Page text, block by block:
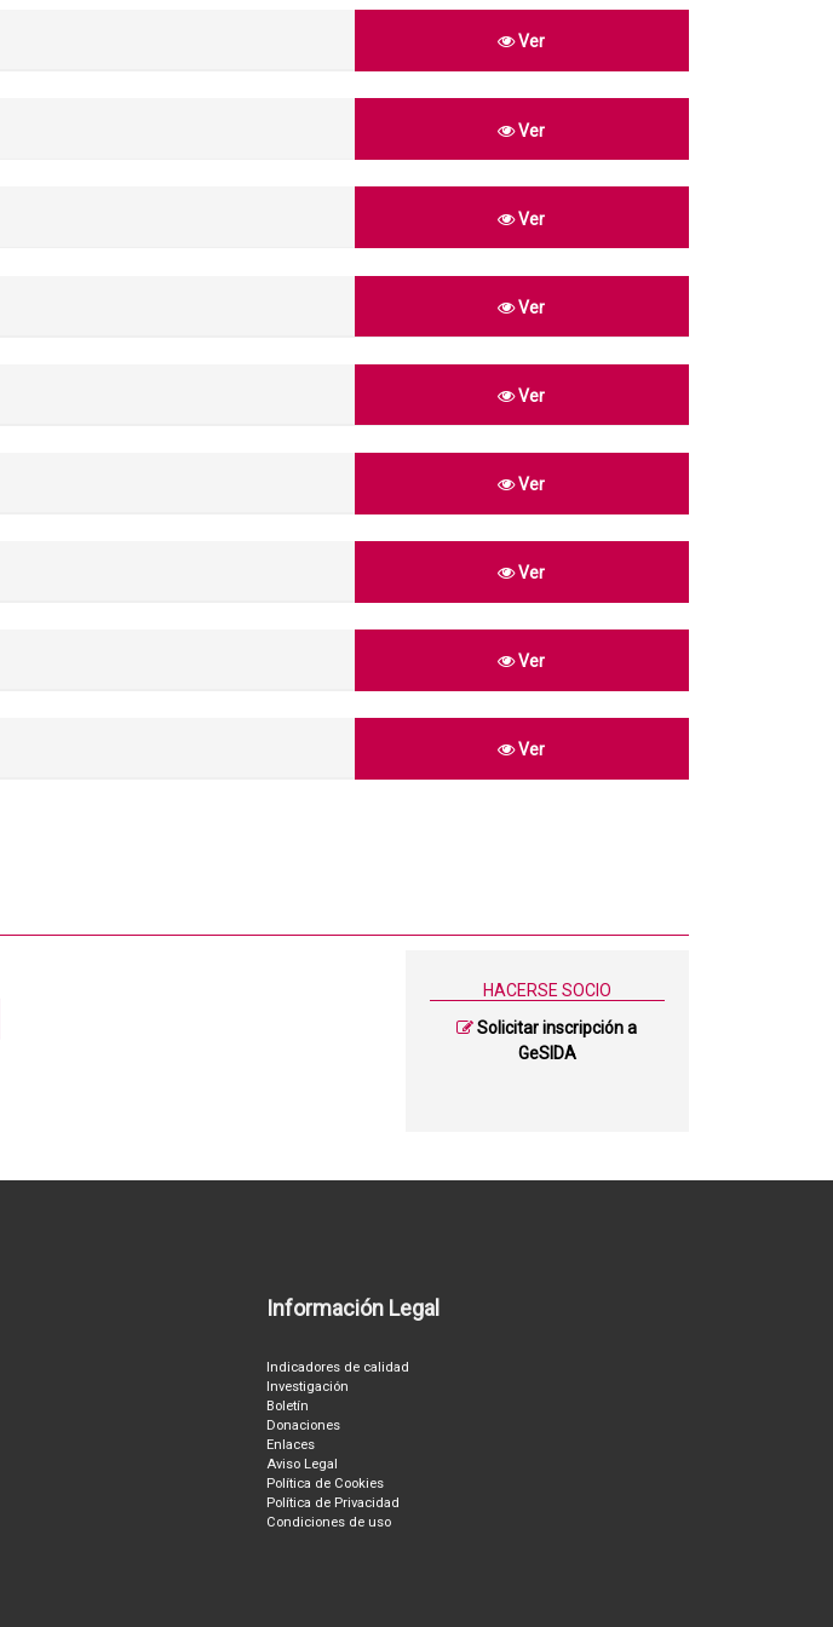
Ver
Ver
Ver
Ver
Ver
Ver
Ver
Ver
Ver
HACERSE SOCIO
Solicitar inscripción a
GeSIDA
Información Legal
Indicadores de calidad
Investigación
Boletín
Donaciones
Enlaces
Aviso Legal
Política de Cookies
Política de Privacidad
Condiciones de uso